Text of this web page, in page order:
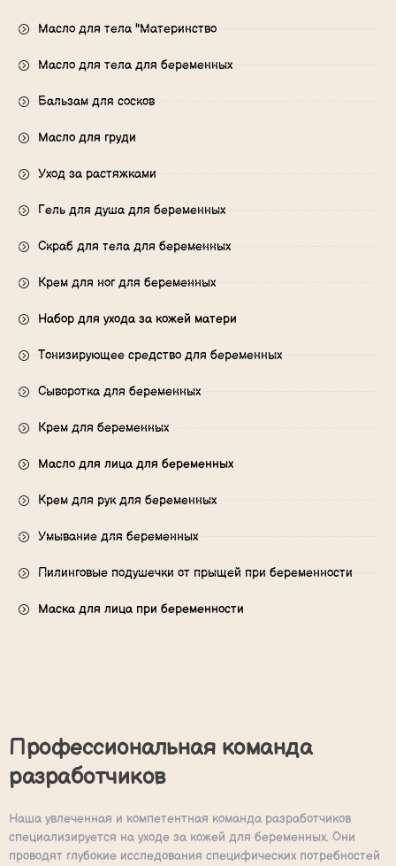
Масло для тела "Материнство
Масло для тела для беременных
Бальзам для сосков
Масло для груди
Уход за растяжками
Гель для душа для беременных
Скраб для тела для беременных
Крем для ног для беременных
Набор для ухода за кожей матери
Тонизирующее средство для беременных
Сыворотка для беременных
Крем для беременных
Масло для лица для беременных
Крем для рук для беременных
Умывание для беременных
Пилинговые подушечки от прыщей при беременности
Маска для лица при беременности
Профессиональная команда
разработчиков
Наша увлеченная и компетентная команда разработчиков
специализируется на уходе за кожей для беременных. Они
проводят глубокие исследования специфических потребностей